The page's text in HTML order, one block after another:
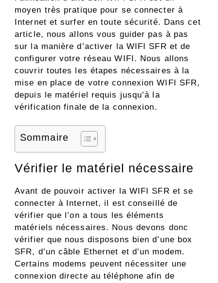
moyen très pratique pour se connecter à
Internet et surfer en toute sécurité. Dans cet
article, nous allons vous guider pas à pas
sur la manière d’activer la WIFI SFR et de
configurer votre réseau WIFI. Nous allons
couvrir toutes les étapes nécessaires à la
mise en place de votre connexion WIFI SFR,
depuis le matériel requis jusqu’à la
vérification finale de la connexion.
Sommaire
Vérifier le matériel nécessaire
Avant de pouvoir activer la WIFI SFR et se
connecter à Internet, il est conseillé de
vérifier que l’on a tous les éléments
matériels nécessaires. Nous devons donc
vérifier que nous disposons bien d’une box
SFR, d’un câble Ethernet et d’un modem.
Certains modems peuvent nécessiter une
connexion directe au téléphone afin de